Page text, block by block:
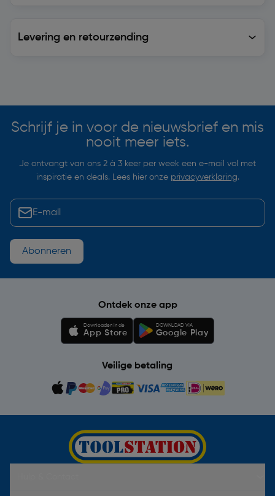
Levering en retourzending
Schrijf je in voor de nieuwsbrief en mis
nooit meer iets.
Je ontvangt van ons 2 à 3 keer per week een e-mail vol met
inspiratie en deals. Lees hier onze privacyverklaring.
Abonneren
Ontdek onze app
Downloaden in de
App Store
DOWNLOAD VIA
Google Play
Veilige betaling